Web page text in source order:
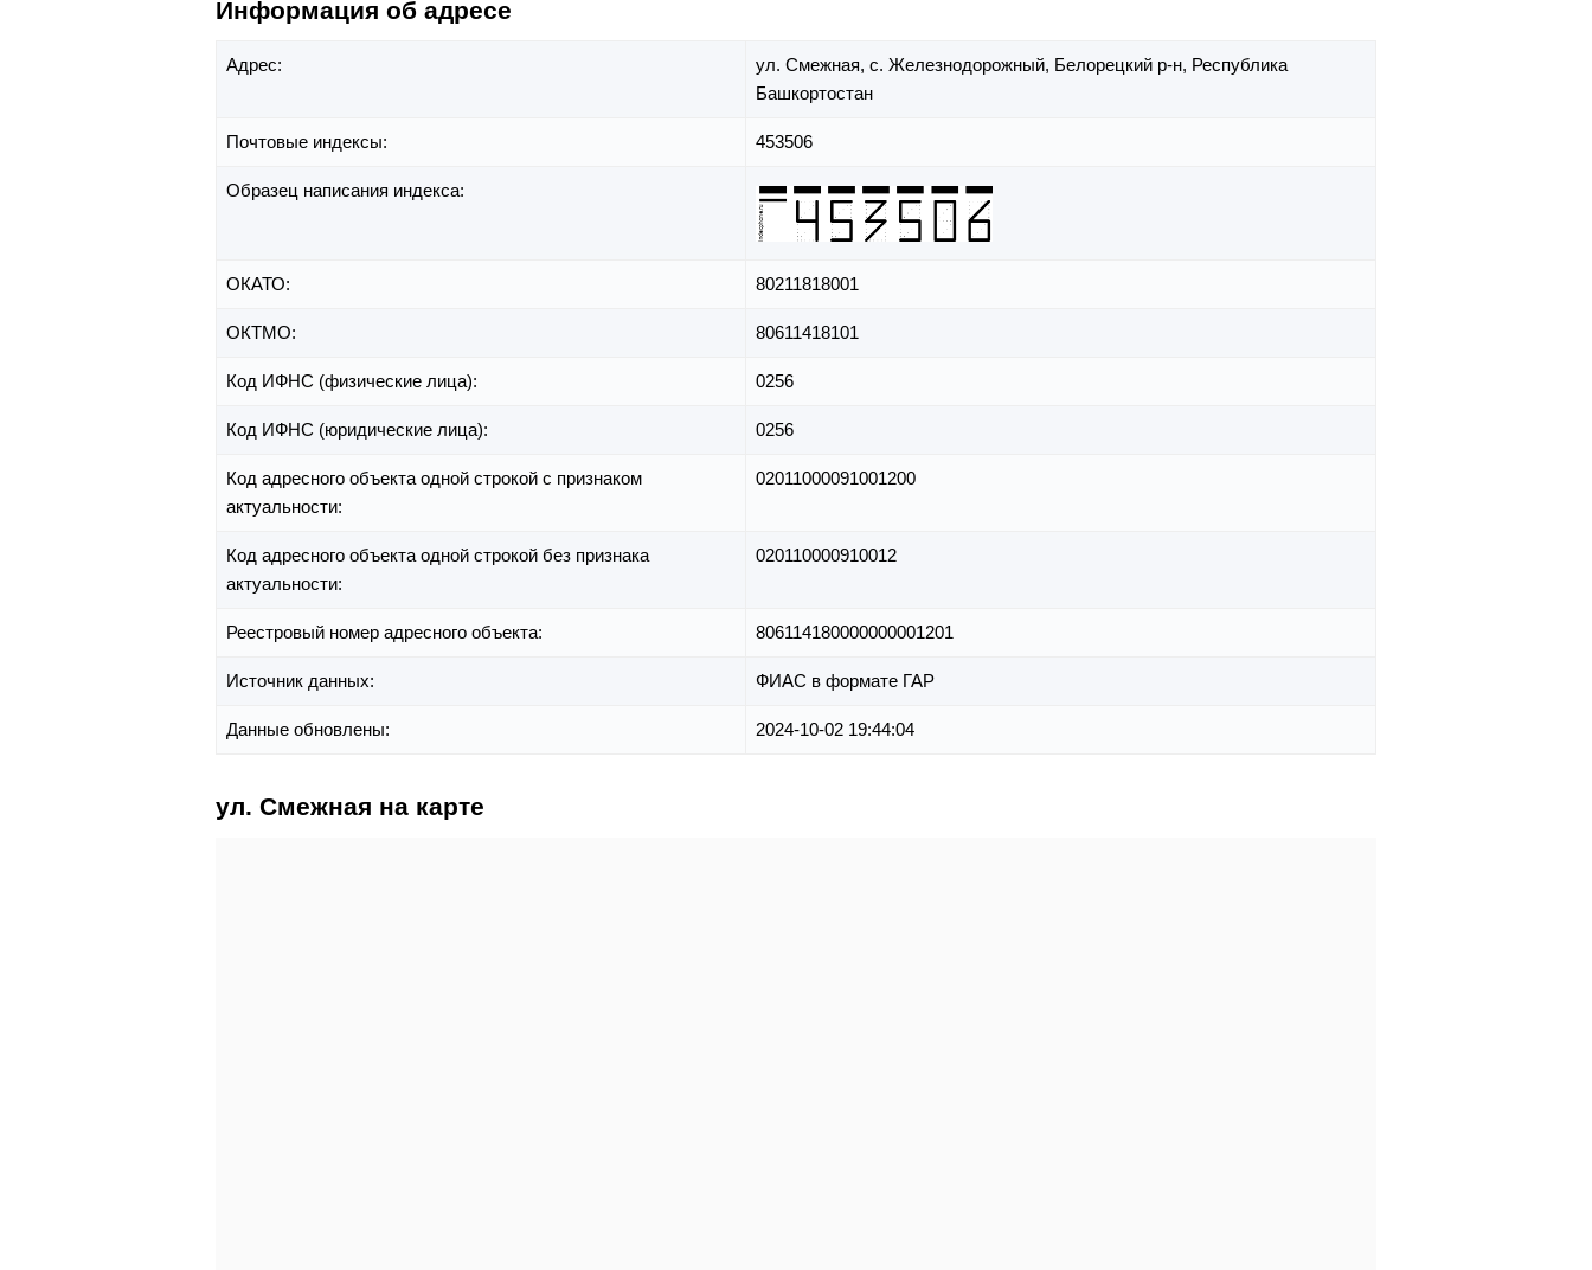
Информация об адресе
Адрес: ул. Смежная, с. Железнодорожный, Белорецкий р-н, Республика
Башкортостан
Почтовые индексы: 453506
Образец написания индекса:
ОКАТО: 80211818001
ОКТМО: 80611418101
Код ИФНС (физические лица): 0256
Код ИФНС (юридические лица): 0256
Код адресного объекта одной строкой с признаком
актуальности:
02011000091001200
Код адресного объекта одной строкой без признака
актуальности:
020110000910012
Реестровый номер адресного объекта: 806114180000000001201
Источник данных: ФИАС в формате ГАР
Данные обновлены: 2024-10-02 19:44:04
ул. Смежная на карте